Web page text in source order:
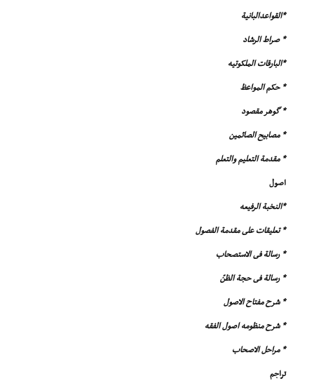
*القواعدالبانیة
* صراط الرشاد
*البارقات الملکوتیه
* حکم المواعظ
* گوهر مقصود
* مصابیح الصائمین
* مقدمة التعلیم والتعلم
اصول
*النخبة الرفیعه
* تعلیقات على مقدمة الفصول
* رسالة فى الاستصحاب
* رسالة فى حجة الظنّ
* شرح مفتاح الاصول
* شرح منظومه اصول الفقه
* مراحل الاصحاب
تراجم